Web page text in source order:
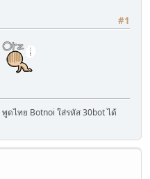
#1
พูดไทย Botnoi ใส่รหัส 30bot ได้